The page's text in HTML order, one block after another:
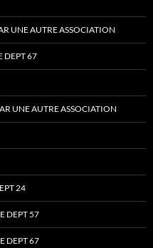
UNE AUTRE ASSOCIATION
DEPT 67
UNE AUTRE ASSOCIATION
24
DEPT 57
DEPT 67